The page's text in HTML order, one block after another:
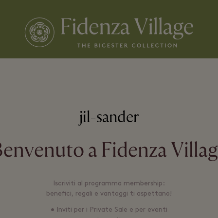
jil-sander
a Fidenza
Iscriviti al programma membership:
benefici, regali e vantaggi ti aspettano!
• Inviti per i Private Sale e per eventi